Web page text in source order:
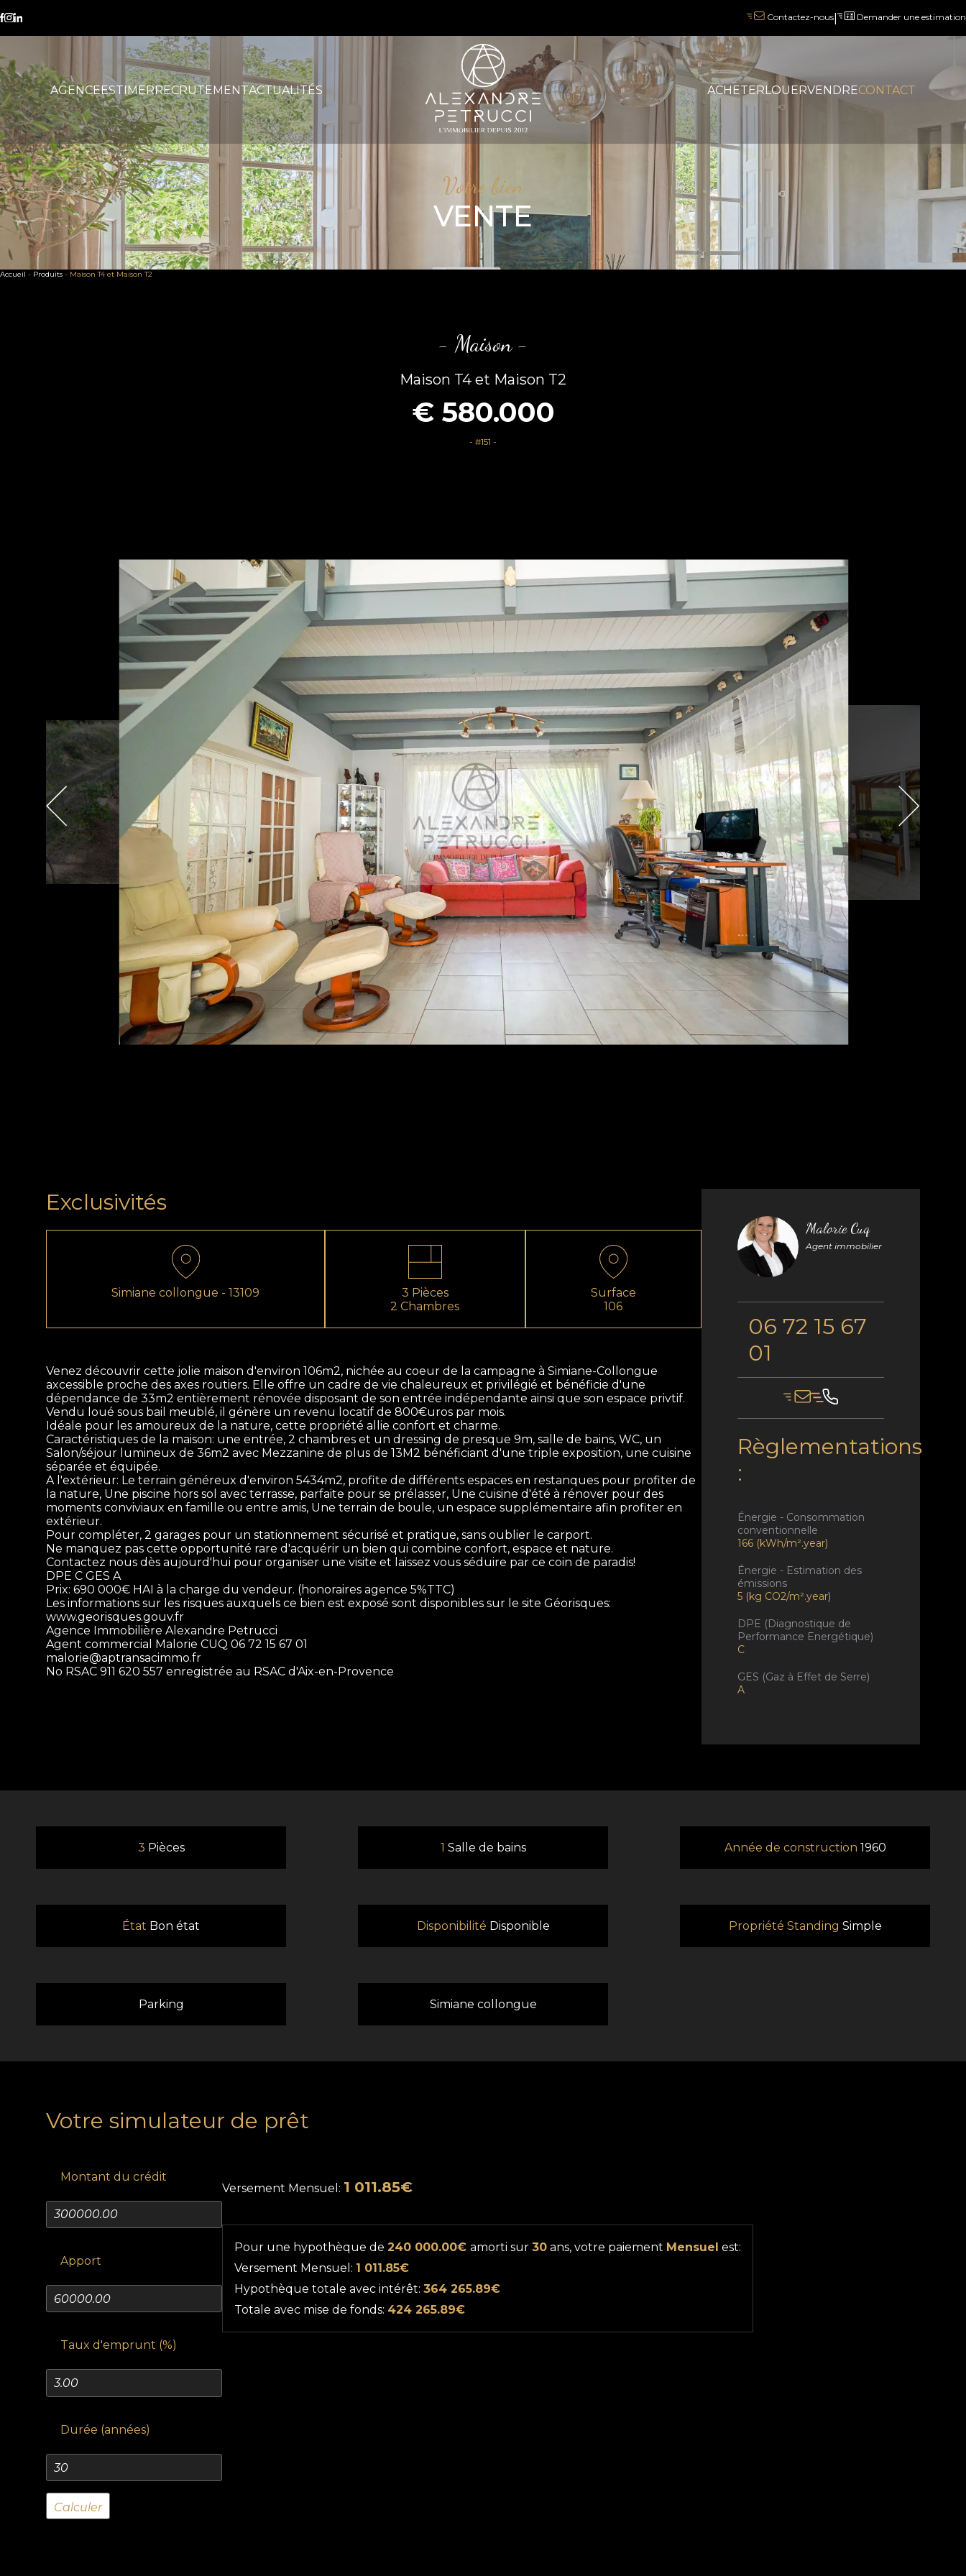
Contactez-nous Demander une estimation
AGENCEESTIMERRECRUTEMENTACTUALITÉS ACHETERLOUERVENDRECONTACT
Votre bien
VENTE
Accueil - Produits - Maison T4 et Maison T2
- Maison -
Maison T4 et Maison T2
€ 580.000
- #151 -
Exclusivités
Simiane collongue - 13109
3 Pièces
2 Chambres
Surface
106
Venez découvrir cette jolie maison d'environ 106m2, nichée au coeur de la campagne à Simiane-Collongue
axcessible proche des axes routiers. Elle offre un cadre de vie chaleureux et privilégié et bénéficie d'une
dépendance de 33m2 entièrement rénovée disposant de son entrée indépendante ainsi que son espace privtif.
Vendu loué sous bail meublé, il génère un revenu locatif de 800€uros par mois.
Idéale pour les amoureux de la nature, cette propriété allie confort et charme.
Caractéristiques de la maison: une entrée, 2 chambres et un dressing de presque 9m, salle de bains, WC, un
Salon/séjour lumineux de 36m2 avec Mezzanine de plus de 13M2 bénéficiant d'une triple exposition, une cuisine
séparée et équipée.
A l'extérieur: Le terrain généreux d'environ 5434m2, profite de différents espaces en restanques pour profiter de
la nature, Une piscine hors sol avec terrasse, parfaite pour se prélasser, Une cuisine d'été à rénover pour des
moments conviviaux en famille ou entre amis, Une terrain de boule, un espace supplémentaire afin profiter en
extérieur.
Pour compléter, 2 garages pour un stationnement sécurisé et pratique, sans oublier le carport.
Ne manquez pas cette opportunité rare d'acquérir un bien qui combine confort, espace et nature.
Contactez nous dès aujourd'hui pour organiser une visite et laissez vous séduire par ce coin de paradis!
DPE C GES A
Prix: 690 000€ HAI à la charge du vendeur. (honoraires agence 5%TTC)
Les informations sur les risques auxquels ce bien est exposé sont disponibles sur le site Géorisques:
www.georisques.gouv.fr
Agence Immobilière Alexandre Petrucci
Agent commercial Malorie CUQ 06 72 15 67 01
malorie@aptransacimmo.fr
No RSAC 911 620 557 enregistrée au RSAC d'Aix-en-Provence
Malorie Cuq
Agent immobilier
06 72 15 67
01
Règlementations
:
Énergie - Consommation
conventionnelle
166 (kWh/m².year)
Énergie - Estimation des
émissions
5 (kg CO2/m².year)
DPE (Diagnostique de
Performance Energétique)
C
GES (Gaz à Effet de Serre)
A
3 Pièces 1 Salle de bains Année de construction 1960
État Bon état Disponibilité Disponible Propriété Standing Simple
Parking Simiane collongue
Votre simulateur de prêt
Montant du crédit
Apport
Taux d'emprunt (%)
Durée (années)
Versement Mensuel: 1 011.85€
Pour une hypothèque de 240 000.00€ amorti sur 30 ans, votre paiement Mensuel est:
Versement Mensuel: 1 011.85€
Hypothèque totale avec intérêt: 364 265.89€
Totale avec mise de fonds: 424 265.89€